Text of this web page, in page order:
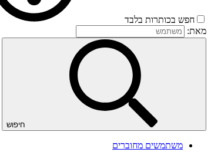
חפש בכותרות בלבד
מאת:
חיפוש
משתמשים מחוברים